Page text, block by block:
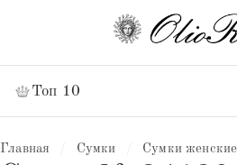
Топ 10
Главная Сумки Сумки женские